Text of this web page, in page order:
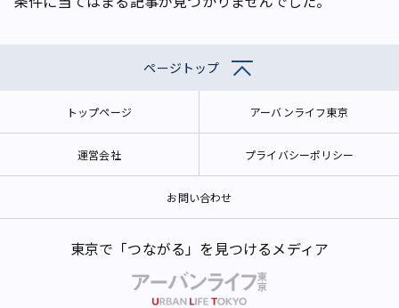
ページトップ
トップページ アーバンライフ東京
運営会社 プライバシーポリシー
お問い合わせ
東京で「つながる」を見つけるメディア